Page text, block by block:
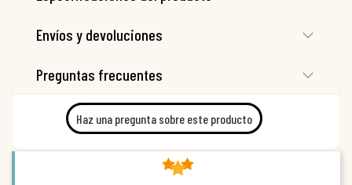
Envíos y devoluciones
Preguntas frecuentes
Haz una pregunta sobre este producto